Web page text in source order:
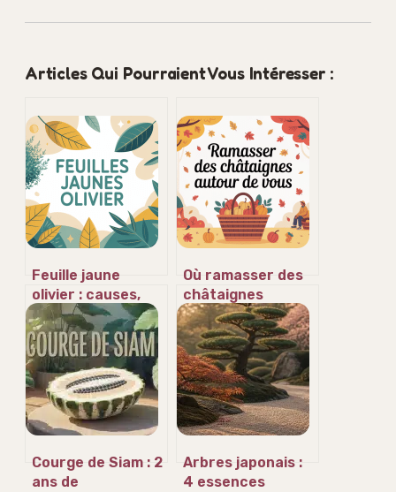
Articles Qui Pourraient Vous Intéresser :
Feuille jaune
olivier : causes,
traitements et
solutions durables
Où ramasser des
châtaignes
autour de moi : les
meilleurs coins
près de chez vous
Courge de Siam : 2
ans de
Arbres japonais :
4 essences